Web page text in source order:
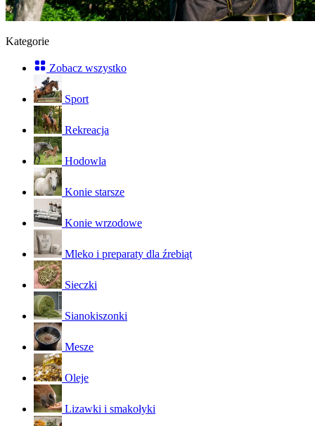
Kategorie
Zobacz wszystko
Sport
Rekreacja
Hodowla
Konie starsze
Konie wrzodowe
Mleko i preparaty dla źrebiąt
Sieczki
Sianokiszonki
Mesze
Oleje
Lizawki i smakołyki